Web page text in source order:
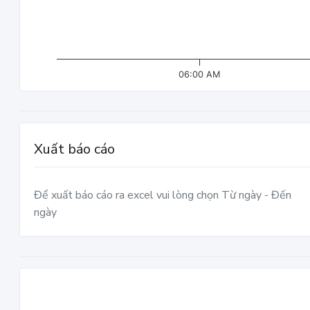
06:00 AM
Xuất báo cáo
Để xuất báo cáo ra excel vui lòng chọn Từ ngày - Đến
ngày